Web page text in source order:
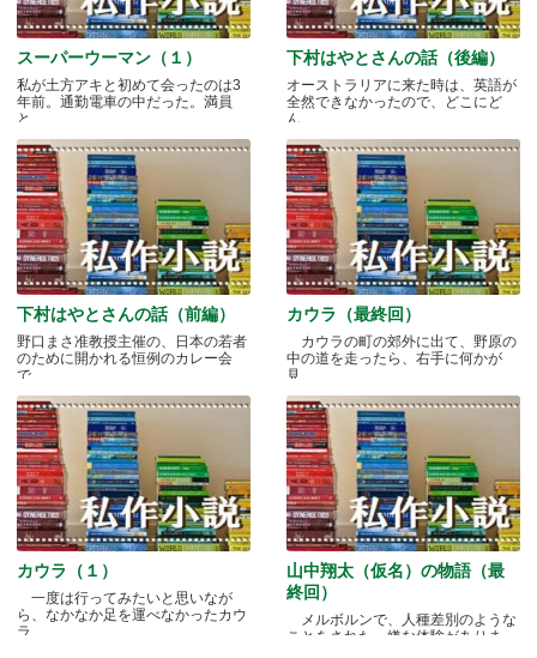
スーパーウーマン（１）
私が土方アキと初めて会ったのは3
年前。通勤電車の中だった。満員
と.....
下村はやとさんの話（後編）
オーストラリアに来た時は、英語が
全然できなかったので、どこにど
ん.....
下村はやとさんの話（前編）
野口まさ准教授主催の、日本の若者
のために開かれる恒例のカレー会
で.....
カウラ（最終回）
カウラの町の郊外に出て、野原の
中の道を走ったら、右手に何かが
見.....
カウラ（１）
一度は行ってみたいと思いなが
ら、なかなか足を運べなかったカウ
ラ.....
山中翔太（仮名）の物語（最
終回）
メルボルンで、人種差別のような
ことをされた、嫌な体験がありま